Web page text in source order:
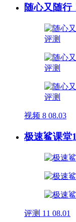
随心又随行
视频 8 08.03
极速鲨课堂
评测 11 08.01